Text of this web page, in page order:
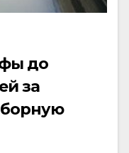
до
за